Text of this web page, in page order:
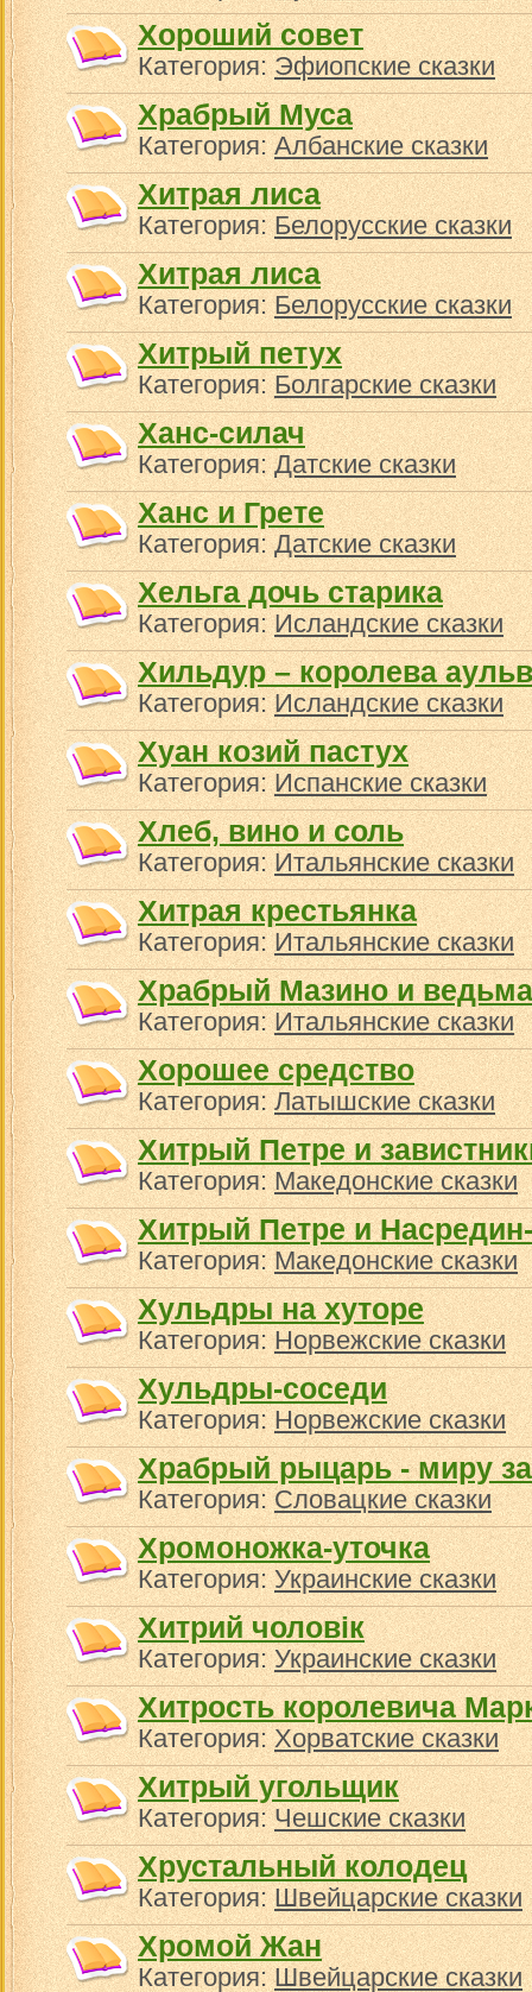
Хороший совет
Категория:Эфиопские сказки
Храбрый Муса
Категория:Албанские сказки
Хитрая лиса
Категория:Белорусские сказки
Хитрая лиса
Категория:Белорусские сказки
Хитрый петух
Категория:Болгарские сказки
Ханс-силач
Категория:Датские сказки
Ханс и Грете
Категория:Датские сказки
Хельга дочь старика
Категория:Исландские сказки
Хильдур – королева
Категория:Исландские сказки
Хуан козий пастух
Категория:Испанские сказки
Хлеб, вино и соль
Категория:Итальянские сказки
Хитрая крестьянка
Категория:Итальянские сказки
Храбрый Мазино и ведьма
Категория:Итальянские сказки
Хорошее средство
Категория:Латышские сказки
Хитрый Петре и
Категория:Македонские сказки
Хитрый Петре и
Категория:Македонские сказки
Хульдры на хуторе
Категория:Норвежские сказки
Хульдры-соседи
Категория:Норвежские сказки
Храбрый рыцарь - миру
Категория:Словацкие сказки
Хромоножка-уточка
Категория:Украинские сказки
Хитрий чоловiк
Категория:Украинские сказки
Хитрость королевича
Категория:Хорватские сказки
Хитрый угольщик
Категория:Чешские сказки
Хрустальный колодец
Категория:Швейцарские сказки
Хромой Жан
Категория:Швейцарские сказки